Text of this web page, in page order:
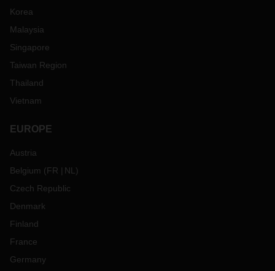
Korea
Malaysia
Singapore
Taiwan Region
Thailand
Vietnam
EUROPE
Austria
Belgium (FR NL )
Czech Republic
Denmark
Finland
France
Germany